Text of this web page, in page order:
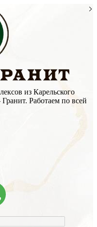
из Карельского
Работаем по всей